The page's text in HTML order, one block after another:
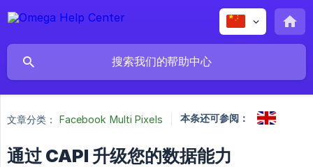
文章分类： Facebook Multi Pixels 本条还可参阅：
通过 CAPI 升级您的数据能力